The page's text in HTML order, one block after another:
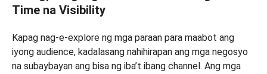
Time na Visibility
Kapag nag-e-explore ng mga paraan para maabot ang
iyong audience, kadalasang nahihirapan ang mga negosyo
na subaybayan ang bisa ng iba’t ibang channel. Ang mga